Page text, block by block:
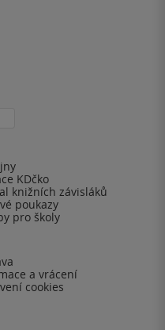
KDčko
knižních závisláků
poukazy
pro školy
a vrácení
cookies